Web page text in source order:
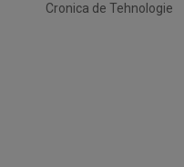
Cronica de Tehnologie